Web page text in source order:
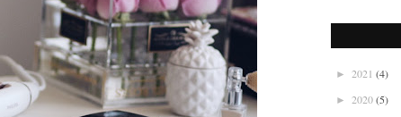
► 2021 (4)
► 2020(5)